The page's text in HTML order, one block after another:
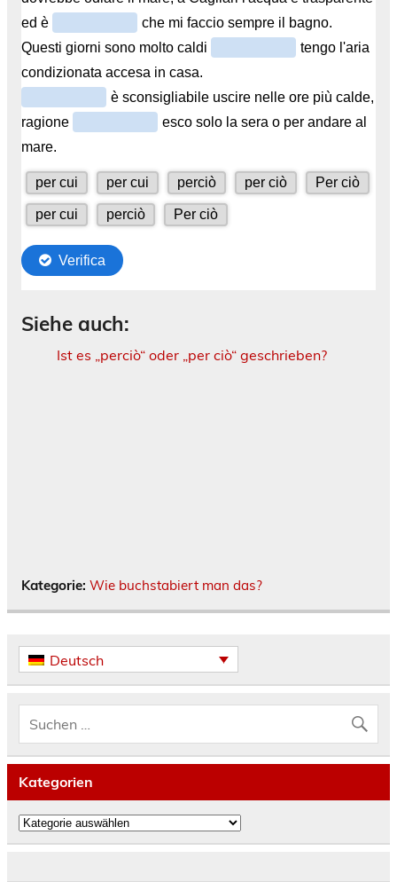
Siehe auch:
Ist es „perciò“ oder „per ciò“ geschrieben?
Kategorie: Wie buchstabiert man das?
Deutsch
Kategorien
Kategorien